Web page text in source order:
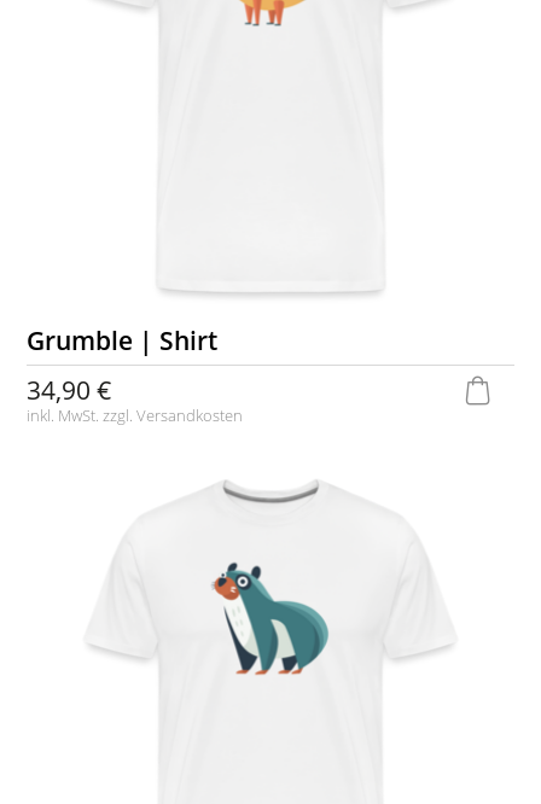
Grumble | Shirt
34,90 €
inkl. MwSt. zzgl.Versandkosten